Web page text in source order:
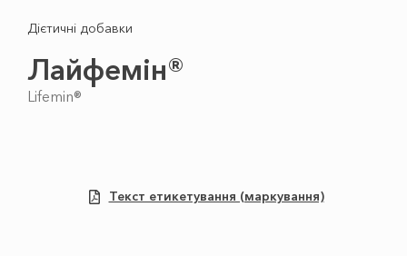
Дієтичні добавки
Лайфемін®
Lifemin®
Текст етикетування (маркування)